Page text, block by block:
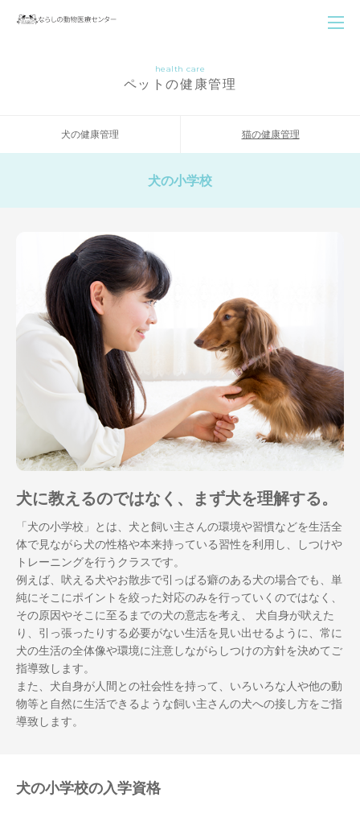
health care
ペットの健康管理
犬の健康管理 猫の健康管理
犬の小学校
犬に教えるのではなく、まず犬を理解する。
「犬の小学校」とは、犬と飼い主さんの環境や習慣などを生活全
体で見ながら犬の性格や本来持っている習性を利用し、しつけや
トレーニングを行うクラスです。
例えば、吠える犬やお散歩で引っぱる癖のある犬の場合でも、単
純にそこにポイントを絞った対応のみを行っていくのではなく、
その原因やそこに至るまでの犬の意志を考え、 犬自身が吠えた
り、引っ張ったりする必要がない生活を見い出せるように、常に
犬の生活の全体像や環境に注意しながらしつけの方針を決めてご
指導致します。
また、犬自身が人間との社会性を持って、いろいろな人や他の動
物等と自然に生活できるような飼い主さんの犬への接し方をご指
導致します。
犬の小学校の入学資格